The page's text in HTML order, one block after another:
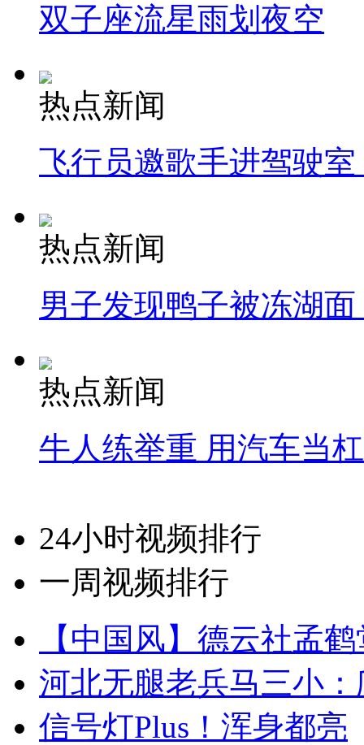
双子座流星雨划夜空
热点新闻
飞行员邀歌手进驾驶
热点新闻
男子发现鸭子被冻湖
热点新闻
牛人练举重 用汽车当
24小时视频排行
一周视频排行
【中国风】德云社孟
河北无腿老兵马三小
信号灯Plus！浑身都亮